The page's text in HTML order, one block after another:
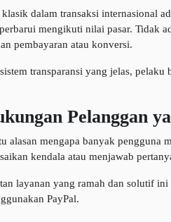
klasik dalam transaksi internasional
mengikuti nilai pasar. Tidak
pembayaran atau konversi.
transparansi yang jelas,
Pelanggan
alasan mengapa banyak pengguna
kendala atau menjawab
layanan yang ramah dan solutif
PayPal.